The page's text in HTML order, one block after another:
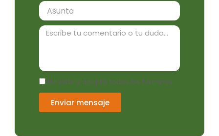
Asunto
Mensaje
asdasd
He leido y acepto todos los términos
Enviar mensaje